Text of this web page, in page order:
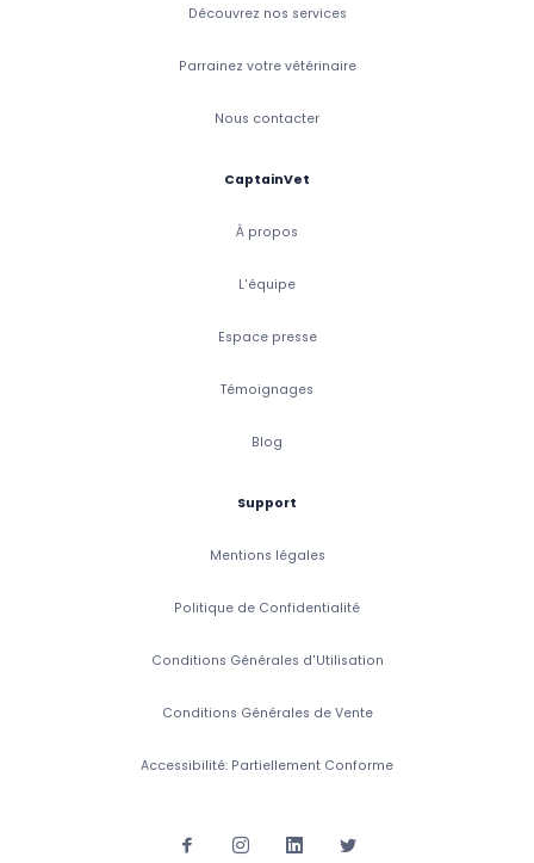
Découvrez nos services
Parrainez votre vétérinaire
Nous contacter
CaptainVet
À propos
L'équipe
Espace presse
Témoignages
Blog
Support
Mentions légales
Politique de Confidentialité
Conditions Générales d'Utilisation
Conditions Générales de Vente
Accessibilité: Partiellement Conforme